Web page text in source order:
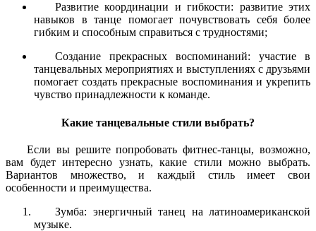
Развитие координации и гибкости: развитие этих
навыков в танце помогает почувствовать себя более
гибким и способным справиться с трудностями;
Создание прекрасных воспоминаний: участие в
танцевальных мероприятиях и выступлениях с друзьями
помогает создать прекрасные воспоминания и укрепить
чувство принадлежности к команде.
Какие танцевальные стили выбрать?
Если вы решите попробовать фитнес-танцы, возможно,
вам будет интересно узнать, какие стили можно выбрать.
Вариантов множество, и каждый стиль имеет свои
особенности и преимущества.
Зумба: энергичный танец на латиноамериканской
музыке.